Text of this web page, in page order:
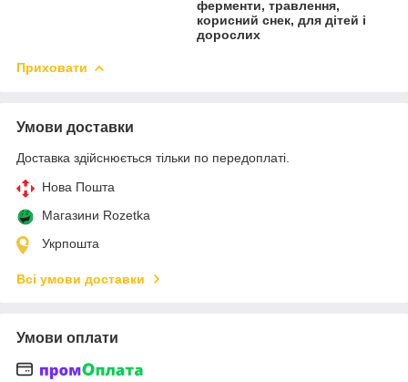
ферменти, травлення,
корисний снек, для дітей і
дорослих
Приховати
Умови доставки
Доставка здійснюється тільки по передоплаті.
Нова Пошта
Магазини Rozetka
Укрпошта
Всі умови доставки
Умови оплати